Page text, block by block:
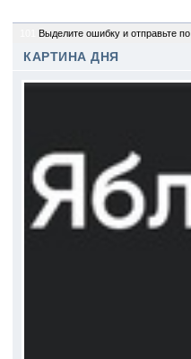
Выделите ошибку и отправьте по
КАРТИНА ДНЯ